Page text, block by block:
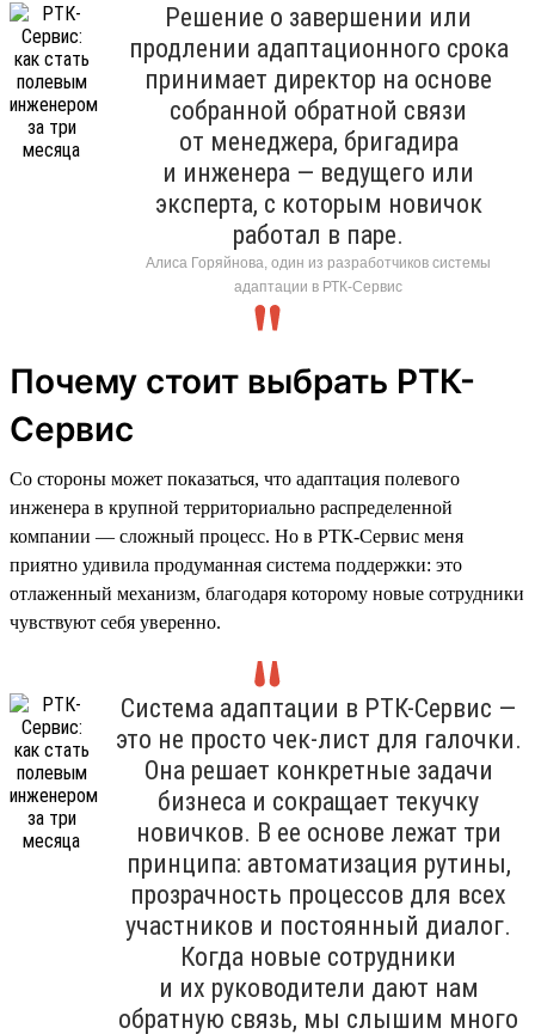
Решение о завершении или
продлении адаптационного срока
принимает директор на основе
собранной обратной связи
от менеджера, бригадира
и инженера — ведущего или
эксперта, с которым новичок
работал в паре.
Алиса Горяйнова, один из разработчиков системы
адаптации в РТК-Сервис
Почему стоит выбрать РТК-
Сервис
Со стороны может показаться, что адаптация полевого
инженера в крупной территориально распределенной
компании — сложный процесс. Но в РТК-Сервис меня
приятно удивила продуманная система поддержки: это
отлаженный механизм, благодаря которому новые сотрудники
чувствуют себя уверенно.
Система адаптации в РТК-Сервис —
это не просто чек-лист для галочки.
Она решает конкретные задачи
бизнеса и сокращает текучку
новичков. В ее основе лежат три
принципа: автоматизация рутины,
прозрачность процессов для всех
участников и постоянный диалог.
Когда новые сотрудники
и их руководители дают нам
обратную связь, мы слышим много